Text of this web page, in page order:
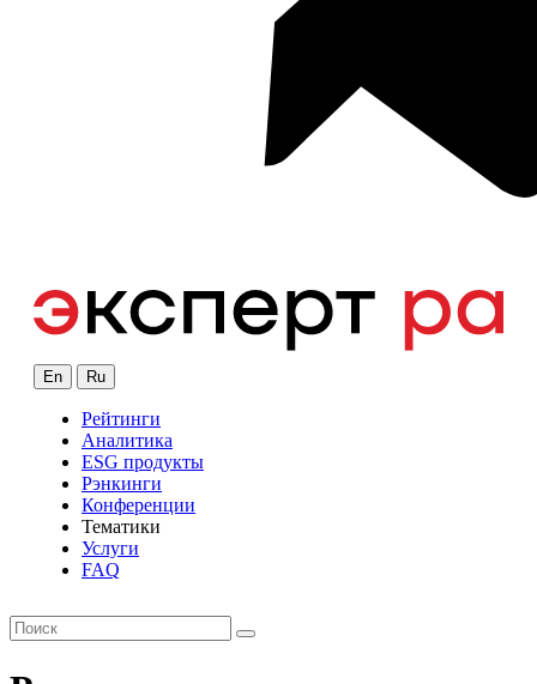
En Ru
Рейтинги
Аналитика
ESG продукты
Рэнкинги
Конференции
Тематики
Услуги
FAQ